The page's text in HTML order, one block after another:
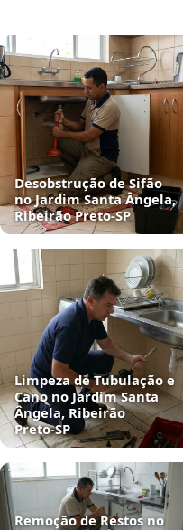
Desobstrução de Sifão
no Jardim Santa Ângela,
Ribeirão Preto‑SP
Limpeza de Tubulação e
Cano no Jardim Santa
Ângela, Ribeirão
Preto‑SP
Remoção de Restos no